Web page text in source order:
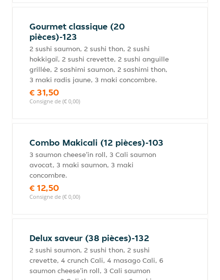
Gourmet classique (20
pièces)-123
2 sushi saumon, 2 sushi thon, 2 sushi
hokkigaï, 2 sushi crevette, 2 sushi anguille
grillée, 2 sashimi saumon, 2 sashimi thon,
3 maki radis jaune, 3 maki concombre.
€ 31,50
Consigne de (€ 0,00)
Combo Makicali (12 pièces)-103
3 saumon cheese'in roll, 3 Cali saumon
avocat, 3 maki saumon, 3 maki
concombre.
€ 12,50
Consigne de (€ 0,00)
Delux saveur (38 pièces)-132
2 sushi saumon, 2 sushi thon, 2 sushi
crevette, 4 crunch Cali, 4 masago Cali, 6
saumon cheese'in roll, 3 Cali saumon